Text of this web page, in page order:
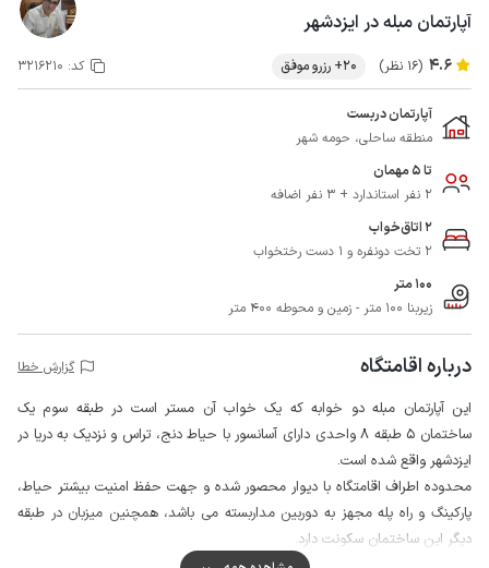
آپارتمان مبله در ایزدشهر
4.6 (16 نظر) 20+ رزرو موفق کد: 3216210
آپارتمان دربست
منطقه ساحلی، حومه شهر
تا 5 مهمان
2 نفر استاندارد + 3 نفر اضافه
2 اتاق‌خواب
2 تخت دونفره و 1 دست رختخواب
100 متر
زیربنا 100 متر - زمین و محوطه 400 متر
درباره اقامتگاه گزارش خطا
این آپارتمان مبله دو خوابه که یک خواب آن مستر است در طبقه سوم یک
ساختمان 5 طبقه 8 واحدی دارای آسانسور با حیاط دنج، تراس و نزدیک به دریا در
ایزدشهر واقع شده است.
محدوده اطراف اقامتگاه با دیوار محصور شده و جهت حفظ امنیت بیشتر حیاط،
پارکینگ و راه پله مجهز به دوربین مداربسته می باشد، همچنین میزبان در طبقه
دیگر این ساختمان سکونت دارد.